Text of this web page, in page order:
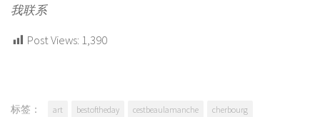
我联系
Post Views: 1,390
标签： art bestoftheday cestbeaulamanche
cherbourg